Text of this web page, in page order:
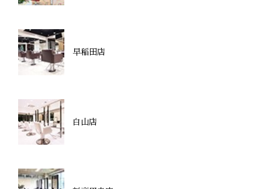
早稲田店
白山店